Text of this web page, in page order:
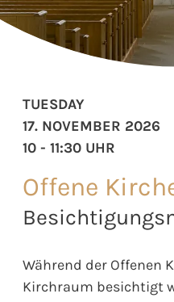
Offene
Während der Offenen
Kirchraum besichtigt
TUESDAY
17. NOVEMBER 2026
10 - 11:30 UHR